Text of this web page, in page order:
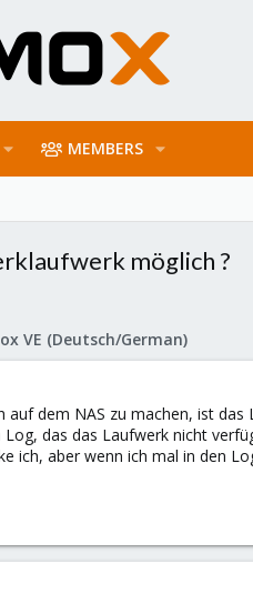
MEMBERS
möglich ?
VE (Deutsch/German)
auf dem NAS zu machen, ist
das das Laufwerk nicht
ich, aber wenn ich mal in den